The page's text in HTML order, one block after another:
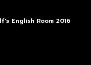
English Room 2016